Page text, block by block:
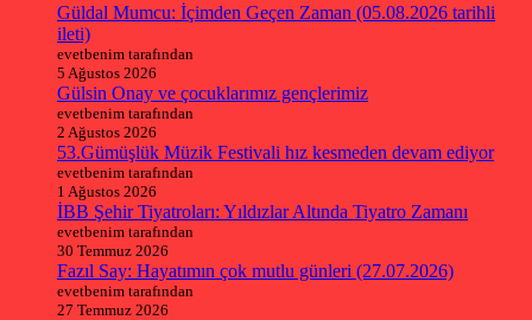
Güldal Mumcu: İçimden Geçen Zaman (05.08.2026 tarihli
ileti)
evetbenim tarafından
5 Ağustos 2026
Gülsin Onay ve çocuklarımız gençlerimiz
evetbenim tarafından
2 Ağustos 2026
53.Gümüşlük Müzik Festivali hız kesmeden devam ediyor
evetbenim tarafından
1 Ağustos 2026
İBB Şehir Tiyatroları: Yıldızlar Altında Tiyatro Zamanı
evetbenim tarafından
30 Temmuz 2026
Fazıl Say: Hayatımın çok mutlu günleri (27.07.2026)
evetbenim tarafından
27 Temmuz 2026